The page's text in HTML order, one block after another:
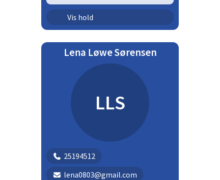
Vis hold
Ungdom - piger | U17P
Lena Løwe Sørensen
LLS
25194512
lena0803@gmail.com